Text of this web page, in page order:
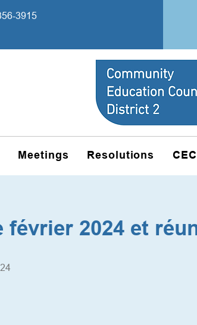
3915
Meetings Resolutions
février 2024 et